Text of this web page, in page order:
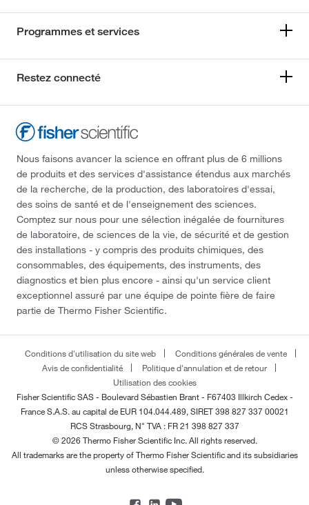
Programmes et services
Restez connecté
Nous faisons avancer la science en offrant plus de 6 millions
de produits et des services d'assistance étendus aux marchés
de la recherche, de la production, des laboratoires d'essai,
des soins de santé et de l'enseignement des sciences.
Comptez sur nous pour une sélection inégalée de fournitures
de laboratoire, de sciences de la vie, de sécurité et de gestion
des installations - y compris des produits chimiques, des
consommables, des équipements, des instruments, des
diagnostics et bien plus encore - ainsi qu'un service client
exceptionnel assuré par une équipe de pointe fière de faire
partie de Thermo Fisher Scientific.
Conditions d'utilisation du site web
Conditions générales de vente
Avis de confidentialité
Politique d'annulation et de retour
Utilisation des cookies
Fisher Scientific SAS - Boulevard Sébastien Brant - F67403 Illkirch Cedex -
FranceS.A.S. au capital de EUR 104.044.489, SIRET 398 827 337 00021
RCS Strasbourg, N° TVA : FR 21 398 827 337
© 2026 Thermo Fisher Scientific Inc. All rights reserved.
All trademarks are the property of Thermo Fisher Scientific and its subsidiaries
unless otherwise specified.